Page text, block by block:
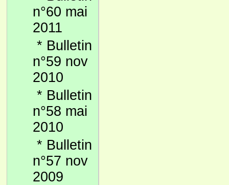
n°60 mai
2011
* Bulletin
n°59 nov
2010
* Bulletin
n°58 mai
2010
* Bulletin
n°57 nov
2009